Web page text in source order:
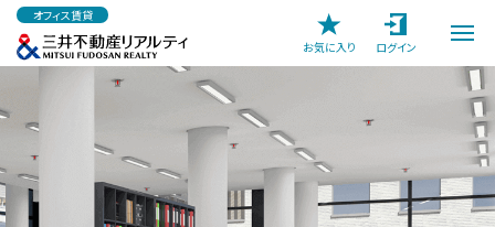
オフィス賃貸
お気に入り
ログイン